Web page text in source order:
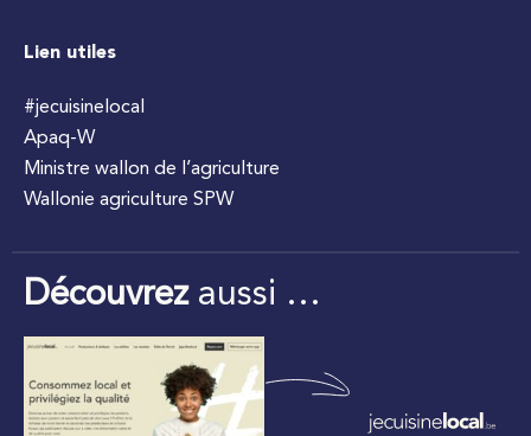
Lien utiles
#jecuisinelocal
Apaq-W
Ministre wallon de l’agriculture
Wallonie agriculture SPW
Découvrezaussi …